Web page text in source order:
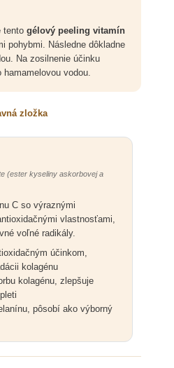
tento gélový peeling vitamín
pohybmi. Následne dôkladne
Na zosilnenie účinku
vodou.
zložka
(ester kyseliny askorbovej a
C so výraznými
vlastnosťami,
voľné radikály.
účinkom,
kolagénu
kolagénu, zlepšuje
pôsobí ako výborný